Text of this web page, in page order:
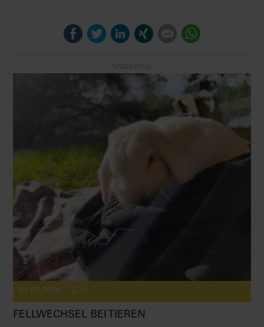
FacebookTwitterLinkedIn E-mail
01.07.2026 0
FELLWECHSEL BEI TIEREN